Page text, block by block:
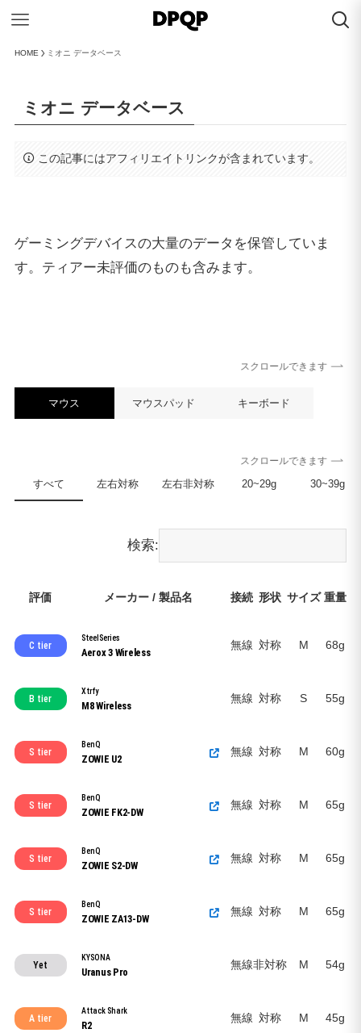
HOME ミオニ データベース
ミオニ データベース
この記事にはアフィリエイトリンクが含まれています。
ゲーミングデバイスの大量のデータを保管していま
す。ティアー未評価のものも含みます。
スクロールできます
マウス マウスパッド キーボード
スクロールできます
すべて 左右対称 左右非対称 20~29g 30~39g
検索:
評価 メーカー / 製品名 接続 形状 サイズ 重量
C tier
SteelSeries
Aerox 3 Wireless
無線 対称 M 68g
B tier
Xtrfy
M8 Wireless
無線 対称 S 55g
S tier
BenQ
ZOWIE U2
無線 対称 M 60g
S tier
BenQ
ZOWIE FK2-DW
無線 対称 M 65g
S tier
BenQ
ZOWIE S2-DW
無線 対称 M 65g
S tier
BenQ
ZOWIE ZA13-DW
無線 対称 M 65g
Yet
KYSONA
Uranus Pro
無線非対称 M 54g
A tier
Attack Shark
R2
無線 対称 M 45g